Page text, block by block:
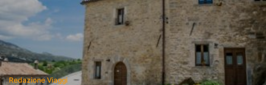
Redazione Viaggi